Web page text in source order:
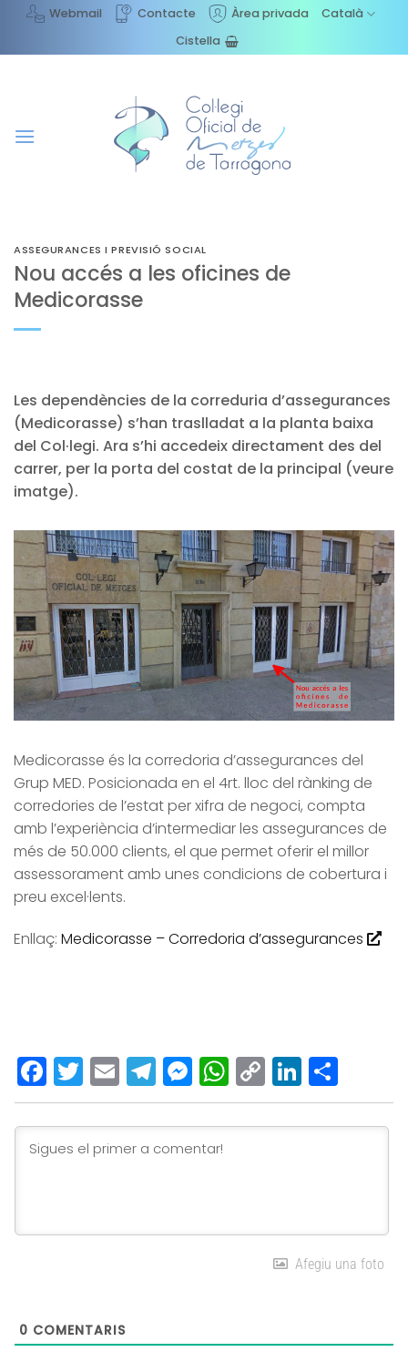
content
Webmail Contacte Àrea privada
Català
Cistella
ASSEGURANCES I PREVISIÓ SOCIAL
Nou accés a les oficines de
Medicorasse
Les dependències de la correduria d’assegurances
(Medicorasse) s’han traslladat a la planta baixa
del Col·legi. Ara s’hi accedeix directament des del
carrer, per la porta del costat de la principal (veure
imatge).
Medicorasse és la corredoria d’assegurances del
Grup MED. Posicionada en el 4rt. lloc del rànking de
corredories de l’estat per xifra de negoci, compta
amb l’experiència d’intermediar les assegurances de
més de 50.000 clients, el que permet oferir el millor
assessorament amb unes condicions de cobertura i
preu excel·lents.
Enllaç: Medicorasse – Corredoria d’assegurances
Facebook
Twitter
EmailTelegram
Messenger
WhatsApp
Copy
Link
Afegiu una foto
0 COMENTARIS